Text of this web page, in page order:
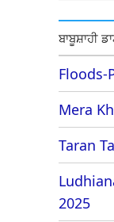
ਬਾਬੂਸ਼ਾਹੀ
Floods-
Mera
Taran
2025